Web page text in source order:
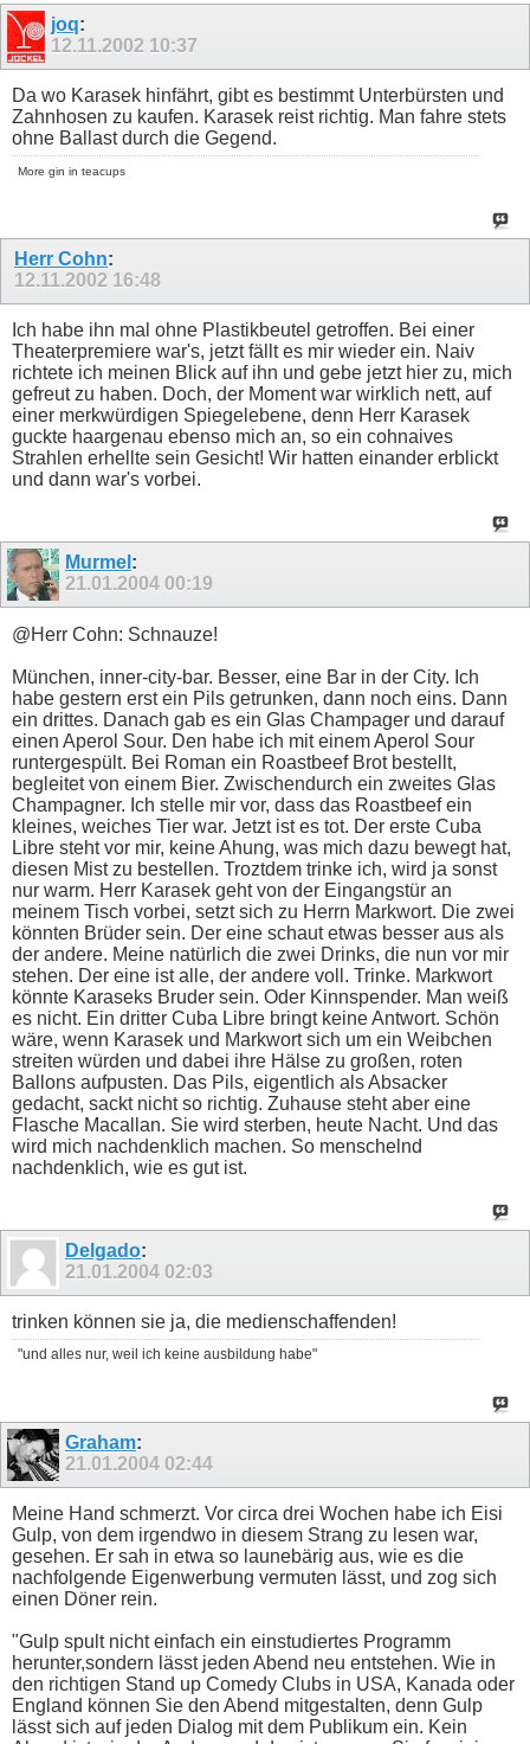
joq:
12.11.2002 10:37
Da wo Karasek hinfährt, gibt es bestimmt Unterbürsten und
Zahnhosen zu kaufen. Karasek reist richtig. Man fahre stets
ohne Ballast durch die Gegend.
More gin in teacups
Herr Cohn:
12.11.2002 16:48
Ich habe ihn mal ohne Plastikbeutel getroffen. Bei einer
Theaterpremiere war's, jetzt fällt es mir wieder ein. Naiv
richtete ich meinen Blick auf ihn und gebe jetzt hier zu, mich
gefreut zu haben. Doch, der Moment war wirklich nett, auf
einer merkwürdigen Spiegelebene, denn Herr Karasek
guckte haargenau ebenso mich an, so ein cohnaives
Strahlen erhellte sein Gesicht! Wir hatten einander erblickt
und dann war's vorbei.
Murmel :
21.01.2004 00:19
@Herr Cohn: Schnauze!
München, inner-city-bar. Besser, eine Bar in der City. Ich
habe gestern erst ein Pils getrunken, dann noch eins. Dann
ein drittes. Danach gab es ein Glas Champager und darauf
einen Aperol Sour. Den habe ich mit einem Aperol Sour
runtergespült. Bei Roman ein Roastbeef Brot bestellt,
begleitet von einem Bier. Zwischendurch ein zweites Glas
Champagner. Ich stelle mir vor, dass das Roastbeef ein
kleines, weiches Tier war. Jetzt ist es tot. Der erste Cuba
Libre steht vor mir, keine Ahung, was mich dazu bewegt hat,
diesen Mist zu bestellen. Troztdem trinke ich, wird ja sonst
nur warm. Herr Karasek geht von der Eingangstür an
meinem Tisch vorbei, setzt sich zu Herrn Markwort. Die zwei
könnten Brüder sein. Der eine schaut etwas besser aus als
der andere. Meine natürlich die zwei Drinks, die nun vor mir
stehen. Der eine ist alle, der andere voll. Trinke. Markwort
könnte Karaseks Bruder sein. Oder Kinnspender. Man weiß
es nicht. Ein dritter Cuba Libre bringt keine Antwort. Schön
wäre, wenn Karasek und Markwort sich um ein Weibchen
streiten würden und dabei ihre Hälse zu großen, roten
Ballons aufpusten. Das Pils, eigentlich als Absacker
gedacht, sackt nicht so richtig. Zuhause steht aber eine
Flasche Macallan. Sie wird sterben, heute Nacht. Und das
wird mich nachdenklich machen. So menschelnd
nachdenklich, wie es gut ist.
Delgado:
21.01.2004 02:03
trinken können sie ja, die medienschaffenden!
"und alles nur, weil ich keine ausbildung habe"
Graham:
21.01.2004 02:44
Meine Hand schmerzt. Vor circa drei Wochen habe ich Eisi
Gulp, von dem irgendwo in diesem Strang zu lesen war,
gesehen. Er sah in etwa so launebärig aus, wie es die
nachfolgende Eigenwerbung vermuten lässt, und zog sich
einen Döner rein.
"Gulp spult nicht einfach ein einstudiertes Programm
herunter,sondern lässt jeden Abend neu entstehen. Wie in
den richtigen Stand up Comedy Clubs in USA, Kanada oder
England können Sie den Abend mitgestalten, denn Gulp
lässt sich auf jeden Dialog mit dem Publikum ein. Kein